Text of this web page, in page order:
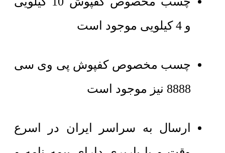
و 4 کیلویی موجود است
چسب مخصوص کفپوش پی وی سی
8888 نیز موجود است
ارسال به سراسر ایران در اسرع